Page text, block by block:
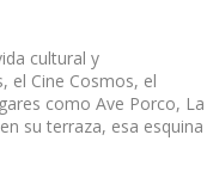
cultural y
el Cine Cosmos, el
como Ave Porco, La
su terraza, esa esquina